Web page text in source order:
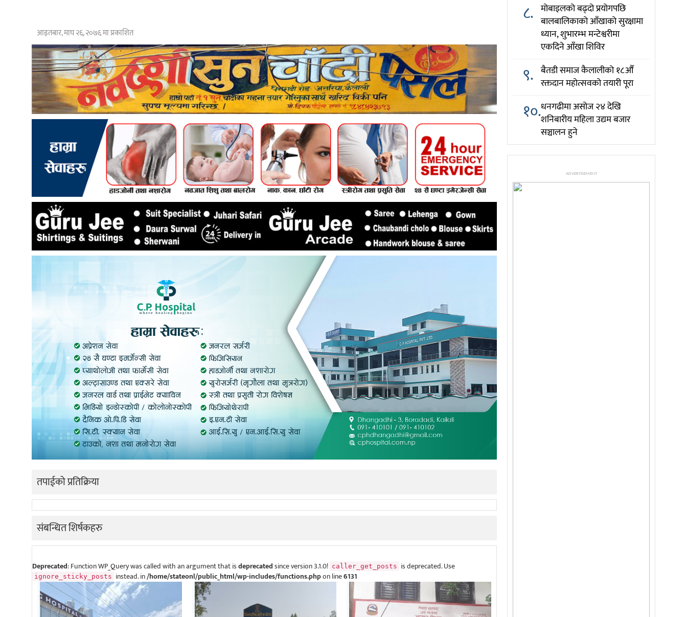
आइतबार, माघ २६, २०७६ मा प्रकाशित
तपाईको प्रतिक्रिया
संबन्धित शिर्षकहरु
Deprecated: Function WP_Query was called with an argument that isdeprecatedsince version 3.1.0! caller_get_posts is deprecated. Use
ignore_sticky_posts instead. in/home/stateonl/public_html/wp-includes/functions.phpon line6131
८. मोबाइलको बढ्दो प्रयोगपछि
बालबालिकाको आँखाको सुरक्षामा
ध्यान, शुभारम्भ मन्टेश्वरीमा
एकदिने आँखा शिविर
९. बैतडी समाज कैलालीको १८औँ
रक्तदान महोत्सवको तयारी पूरा
१०.धनगढीमा असोज २४ देखि
शनिबारीय महिला उद्यम बजार
सञ्चालन हुने
ADVERTISEMENT